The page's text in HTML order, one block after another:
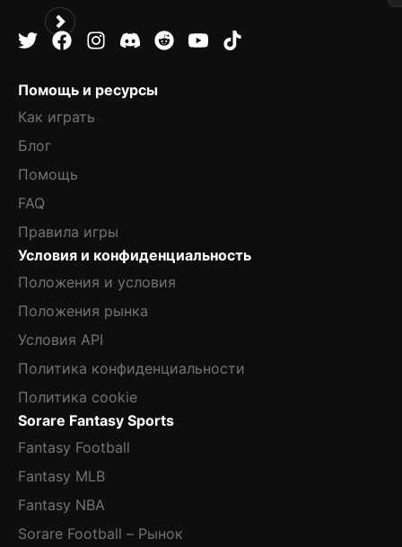
Помощь и ресурсы
Как играть
Блог
Помощь
FAQ
Правила игры
Условия и конфиденциальность
Положения и условия
Положения рынка
Условия API
Политика конфиденциальности
Политика cookie
Sorare Fantasy Sports
Fantasy Football
Fantasy MLB
Fantasy NBA
Sorare Football – Рынок